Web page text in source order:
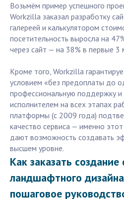
Возьмём пример успешного
Workzilla заказал разработку
галереей и калькулятором
посетительность выросла на
через сайт — на 38% в первые 3
Кроме того, Workzilla
условием «без предоплаты до
профессиональную поддержку
исполнителем на всех этапах
платформы (с 2009 года)
качество сервиса — именно
дают возможность создавать
высшем уровне.
Как заказать создание
ландшафтного
пошаговое